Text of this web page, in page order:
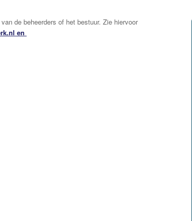
de beheerders of het bestuur. Zie hiervoor
en